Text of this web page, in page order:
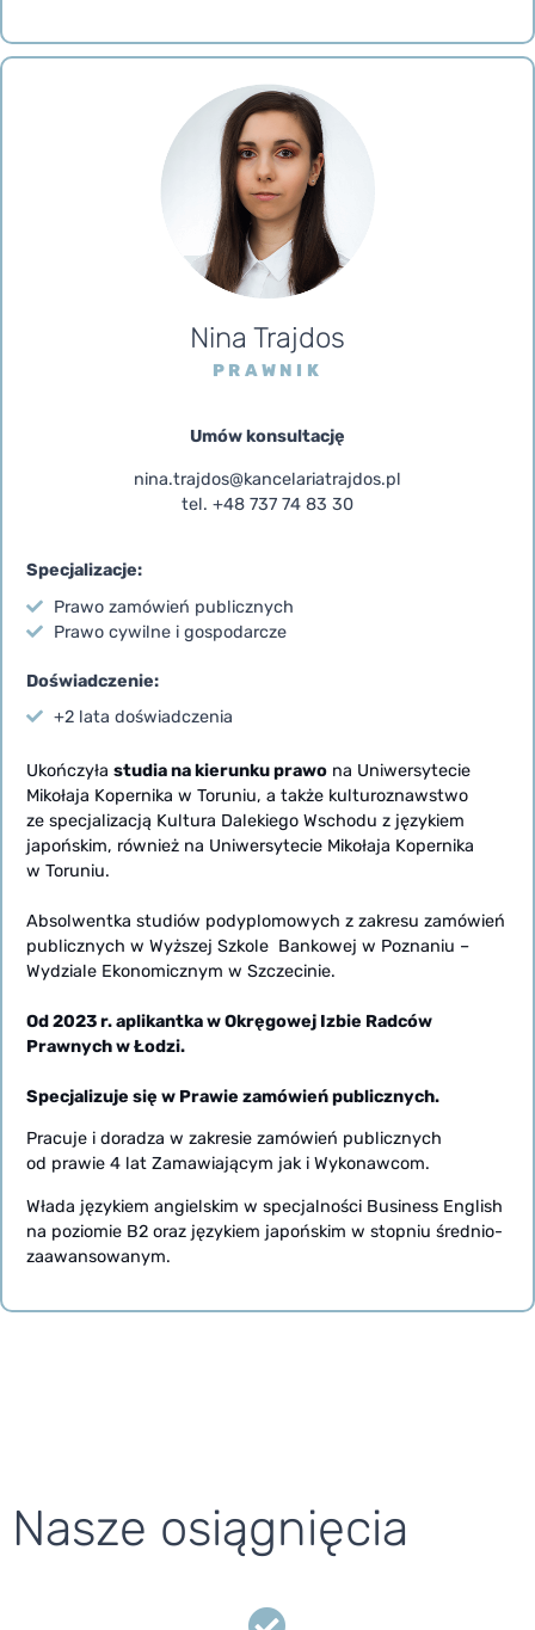
Nina Trajdos
PRAWNIK
Umów konsultację
nina.trajdos@kancelariatrajdos.pl
tel. +48 737 74 83 30
Specjalizacje:
Prawo zamówień publicznych
Prawo cywilne i gospodarcze
Doświadczenie:
+2 lata doświadczenia
Ukończyła studia na kierunku prawo na Uniwersytecie
Mikołaja Kopernika w Toruniu, a także kulturoznawstwo
ze specjalizacją Kultura Dalekiego Wschodu z językiem
japońskim, również na Uniwersytecie Mikołaja Kopernika
w Toruniu.
Absolwentka studiów podyplomowych z zakresu zamówień
publicznych w Wyższej Szkole Bankowej w Poznaniu –
Wydziale Ekonomicznym w Szczecinie.
Od 2023 r. aplikantka w Okręgowej Izbie Radców
Prawnych w Łodzi.
Specjalizuje się w Prawie zamówień publicznych.
Pracuje i doradza w zakresie zamówień publicznych
od prawie 4 lat Zamawiającym jak i Wykonawcom.
Włada językiem angielskim w specjalności Business English
na poziomie B2 oraz językiem japońskim w stopniu średnio-
zaawansowanym.
Nasze osiągnięcia